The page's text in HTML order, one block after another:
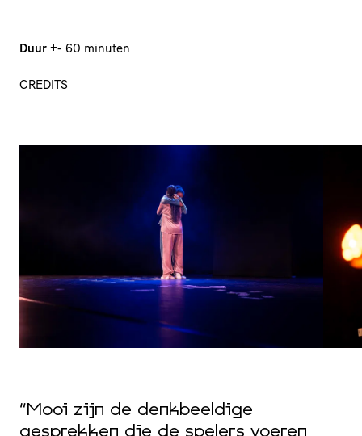
Duur +- 60 minuten
CREDITS
“Mooi zijn de denkbeeldige
gesprekken die de spelers voeren